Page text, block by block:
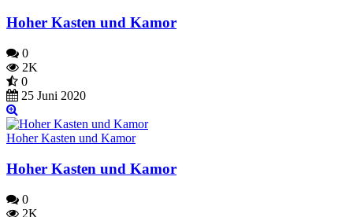
Hoher Kasten und Kamor
0
2K
0
25 Juni 2020
Hoher Kasten und Kamor
Hoher Kasten und Kamor
0
2K